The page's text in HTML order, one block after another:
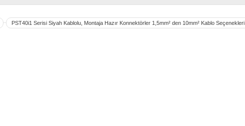
PST40i1 Serisi Siyah Kablolu, Montaja Hazır Konnektörler 1,5mm² den 10mm² Kablo Seçenekleri